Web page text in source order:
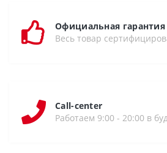
Официальная гарантия
Весь товар
Call-center
Работаем 9:00 - 20:00 в